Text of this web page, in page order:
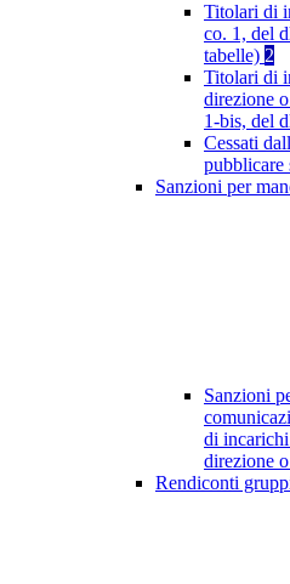
Titolari di
co. 1, del
tabelle) 2
Titolari di
direzione
1-bis, del
Cessati
pubblicare
Sanzioni per
Sanzioni
di
direzione
Rendiconti